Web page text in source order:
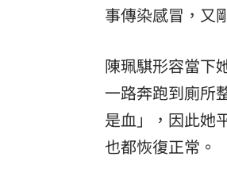
事傳染感冒，又
陳珮騏形容當下
一路奔跑到廁所
是血」，因此她
也都恢復正常。